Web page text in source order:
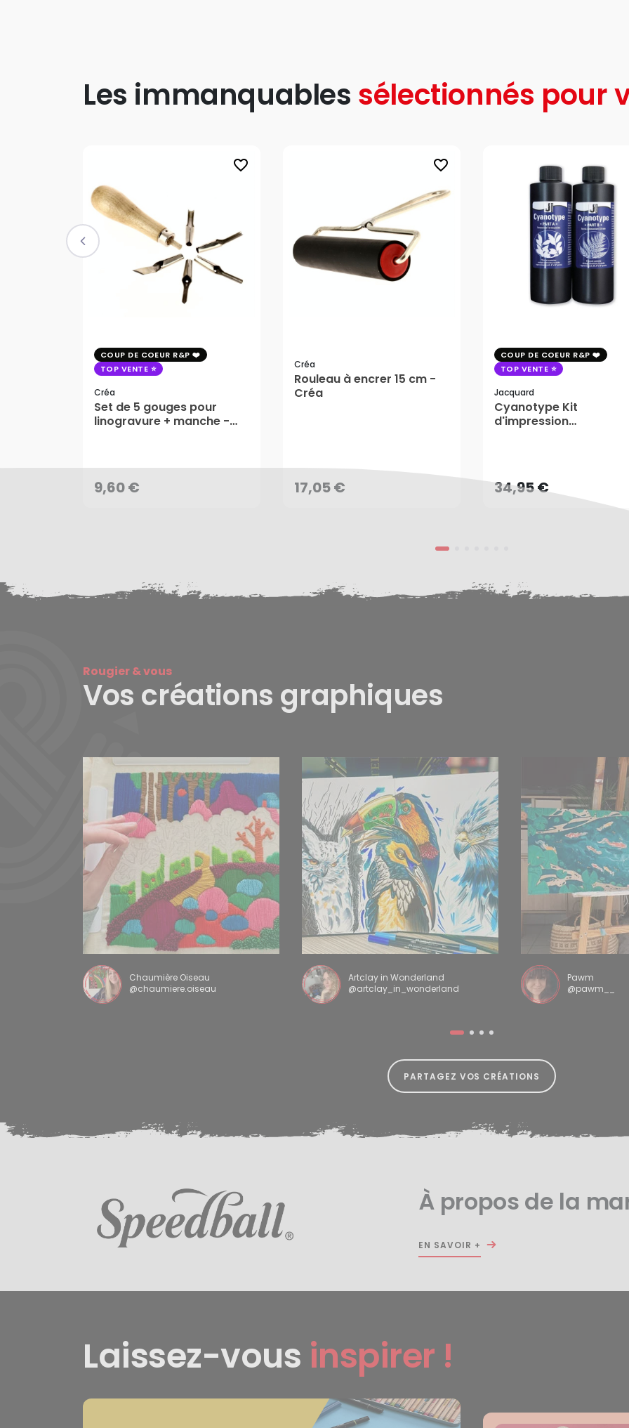
Les immanquables sélectionnés pour
favorite_border
COUP DE COEUR R&P
TOP VENTE
Créa
Set de 5 gouges pour
linogravure + manche -
9,60 €AJOUTER AU PANIER
favorite_border
Créa
Rouleau à encrer 15 cm -
Créa
17,05 €AJOUTER AU PANIER
COUP DE COEUR R&P
TOP VENTE
Jacquard
Cyanotype Kit
d'impression
34,95 €AJOUTER AU PANIER
Rougier & vous
Vos créations graphiques
Chaumière Oiseau
@chaumiere.oiseau
Artclay in Wonderland
@artclay_in_wonderland
Pawm
@pawm__
PARTAGEZ VOS CRÉATIONS
À propos de la
EN SAVOIR +
Laissez-vous inspirer !